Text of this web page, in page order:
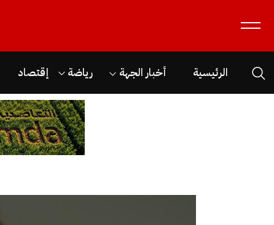
الرئيسية أخبار الجهة رياضة إقتصاد